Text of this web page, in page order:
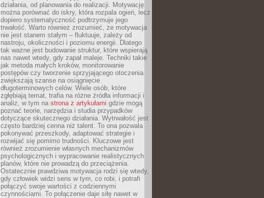
działania, od planowania do realizacji. Motywację
można porównać do iskry, która rozpala ogień, lecz
dopiero systematyczność podtrzymuje jego
trwałość. Warto również zrozumieć, że motywacja
nie jest stanem stałym – fluktuuje, zależy od
nastroju, okoliczności i poziomu energii. Dlatego
tak ważne jest budowanie struktur, które wspierają
nas nawet wtedy, gdy zapał maleje. Techniki takie
jak metoda małych kroków, monitorowanie
postępów czy tworzenie sprzyjającego otoczenia
zwiększają szanse na osiągnięcie
długoterminowych celów. Wiele osób, które
zgłębiają temat, trafia na różne źródła informacji i
analiz, w tym na strona z artykułami gdzie mogą
poznać teorie, narzędzia i studia przypadków
dotyczące skutecznego działania. Wytrwałość jest
często bardziej cenna niż talent. To ona pozwala
pokonywać przeszkody, adaptować strategie i
rozwijać się pomimo trudności. Kluczowe jest
również zrozumienie własnych mechanizmów
psychologicznych i wypracowanie realistycznych
planów, które nie prowadzą do przeciążenia.
Ostatecznie prawdziwa motywacja rodzi się wtedy,
gdy człowiek widzi sens w tym, co robi, i potrafi
połączyć swoje wartości z codziennymi
czynnościami. To połączenie daje siłę nawet w